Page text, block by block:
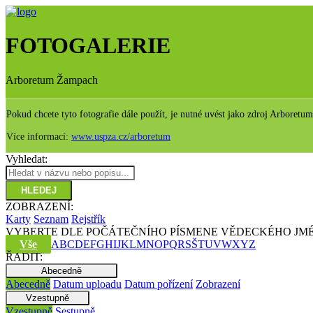
FOTOGALERIE
Arboretum Žampach
Pokud chcete tyto fotografie dále použít, je nutné uvést jako zdroj
Více informací: www.uspza.cz/arboretum
Vyhledat:
HLEDEJ
ZOBRAZENÍ:
Karty Seznam Rejstřík
VYBERTE DLE POČÁTEČNÍHO PÍSMENE VĚDECKÉHO
Vše
ABCDEFGHIJKLMNOPQRSŠTUVWXYZ
ŘADIT:
Abecedně
Abecedně Datum uploadu Datum pořízení Zobrazení
Vzestupně